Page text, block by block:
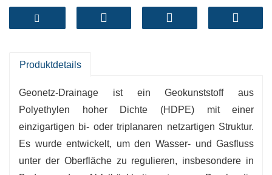
und Gase bietet, die Bodensättigung verhindert
und die strukturelle Stabilität verbessert.
das schnelle Schwimmen von Wasser und
-Hervorragende Druckfestigkeit: Behält seine
Form unter Erd- und Lastdruck.
-Chemikalien- und UV-Beständigkeit:
Langlebig in rauen Umgebungen und bei
langfristiger Verwendung im Freien.
Produktdetails
Geonetz-Drainage ist ein Geokunststoff aus
Polyethylen hoher Dichte (HDPE) mit einer
einzigartigen bi- oder triplanaren netzartigen Struktur.
Es wurde entwickelt, um den Wasser- und Gasfluss
unter der Oberfläche zu regulieren, insbesondere in